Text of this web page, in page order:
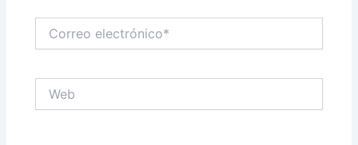
electrónico*